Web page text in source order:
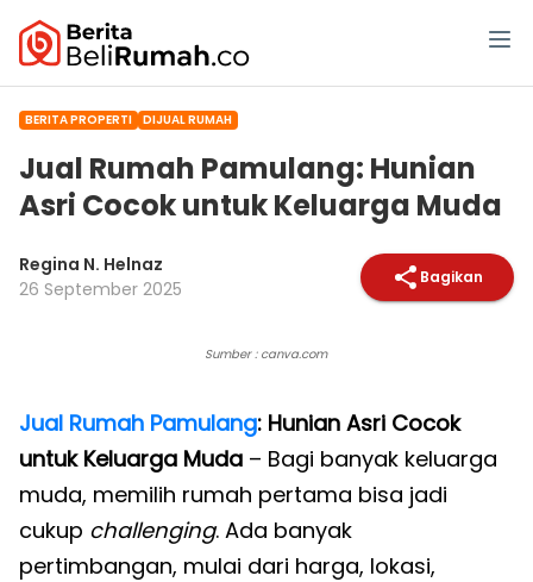
BERITA PROPERTI DIJUAL RUMAH
Jual Rumah Pamulang: Hunian
Asri Cocok untuk Keluarga Muda
Regina N. Helnaz
26 September 2025
Bagikan
Sumber : canva.com
Jual Rumah Pamulang: Hunian Asri Cocok
untuk Keluarga Muda – Bagi banyak keluarga
muda, memilih rumah pertama bisa jadi
cukup challenging. Ada banyak
pertimbangan, mulai dari harga, lokasi,